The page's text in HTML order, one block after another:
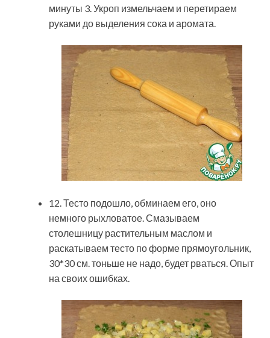
минуты 3. Укроп измельчаем и перетираем
руками до выделения сока и аромата.
12. Тесто подошло, обминаем его, оно
немного рыхловатое. Смазываем
столешницу растительным маслом и
раскатываем тесто по форме прямоугольник,
30*30 см. тоньше не надо, будет рваться. Опыт
на своих ошибках.